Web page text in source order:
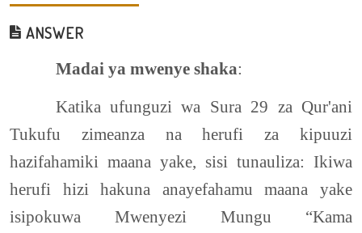
ANSWER
Madai ya mwenye shaka:
Katika ufunguzi wa Sura 29 za Qur'ani
Tukufu zimeanza na herufi za kipuuzi
hazifahamiki maana yake, sisi tunauliza: Ikiwa
herufi hizi hakuna anayefahamu maana yake
isipokuwa Mwenyezi Mungu “Kama